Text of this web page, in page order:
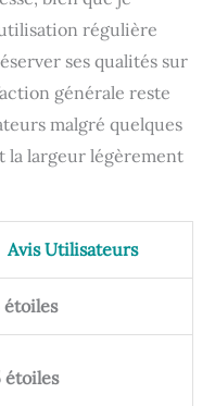
régulière
ses qualités sur
générale reste
malgré quelques
la largeur légèrement
Avis Utilisateurs